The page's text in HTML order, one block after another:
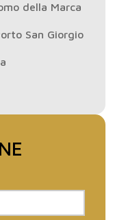
della Marca
San Giorgio